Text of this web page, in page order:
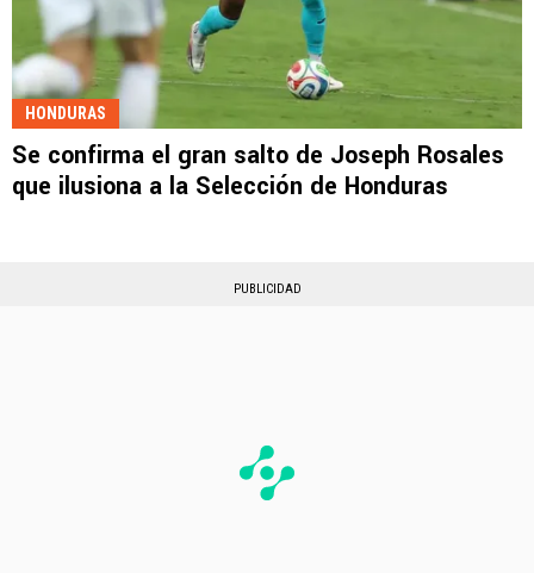
HONDURAS
Se confirma el gran salto de Joseph Rosales
que ilusiona a la Selección de Honduras
PUBLICIDAD